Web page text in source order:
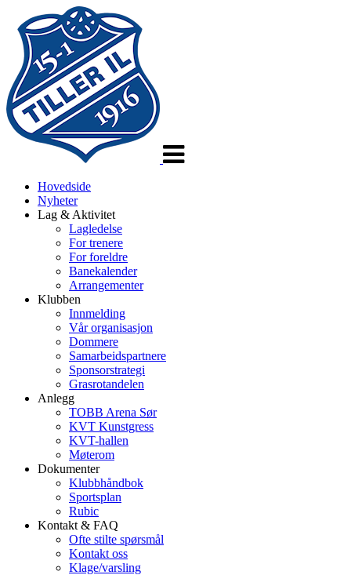
Hovedside
Nyheter
Lag & Aktivitet
Lagledelse
For trenere
For foreldre
Banekalender
Arrangementer
Klubben
Innmelding
Vår organisasjon
Dommere
Samarbeidspartnere
Sponsorstrategi
Grasrotandelen
Anlegg
TOBB Arena Sør
KVT Kunstgress
KVT-hallen
Møterom
Dokumenter
Klubbhåndbok
Sportsplan
Rubic
Kontakt & FAQ
Ofte stilte spørsmål
Kontakt oss
Klage/varsling